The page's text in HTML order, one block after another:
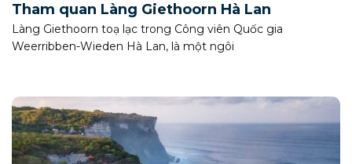
Tham quan Làng Giethoorn Hà Lan
Làng Giethoorn toạ lạc trong Công viên Quốc gia
Weerribben-Wieden Hà Lan, là một ngôi